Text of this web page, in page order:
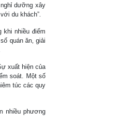
dưỡng xây
du khách”.
khi nhiều điểm
quán ăn, giải
xuất hiện của
soát. Một số
túc các quy
nhiều phương